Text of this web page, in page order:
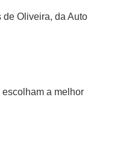
Oliveira, da Auto
a melhor